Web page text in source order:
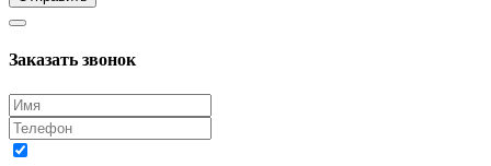
Заказать звонок